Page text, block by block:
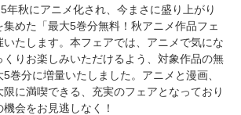
年秋にアニメ化され、今まさに盛り上がり
めた「最大5巻分無料！秋アニメ作品フェ
いたします。本フェアでは、アニメで気にな
くりお楽しみいただけるよう、対象作品の無
巻分に増量いたしました。アニメと漫画、
に満喫できる、充実のフェアとなっており
会をお見逃しなく！